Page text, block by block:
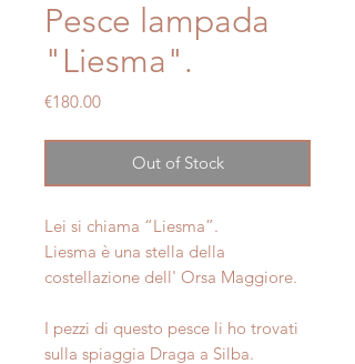
Pesce lampada
"Liesma".
€180.00Price
Out of Stock
Lei si chiama “Liesma”.
Liesma è una stella della
costellazione dell' Orsa Maggiore.
I pezzi di questo pesce li ho trovati
sulla spiaggia Draga a Silba.